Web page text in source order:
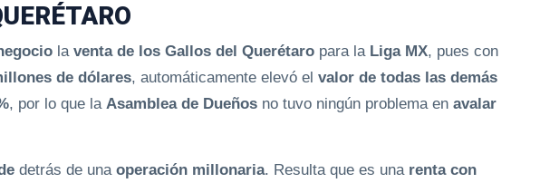
la venta de los Gallos del Querétaro para la Liga MX, pues con
de dólares, automáticamente elevó el valor de todas las demás
, por lo que la Asamblea de Dueños no tuvo ningún problema en avalar
detrás de una operación millonaria. Resulta que es una renta con